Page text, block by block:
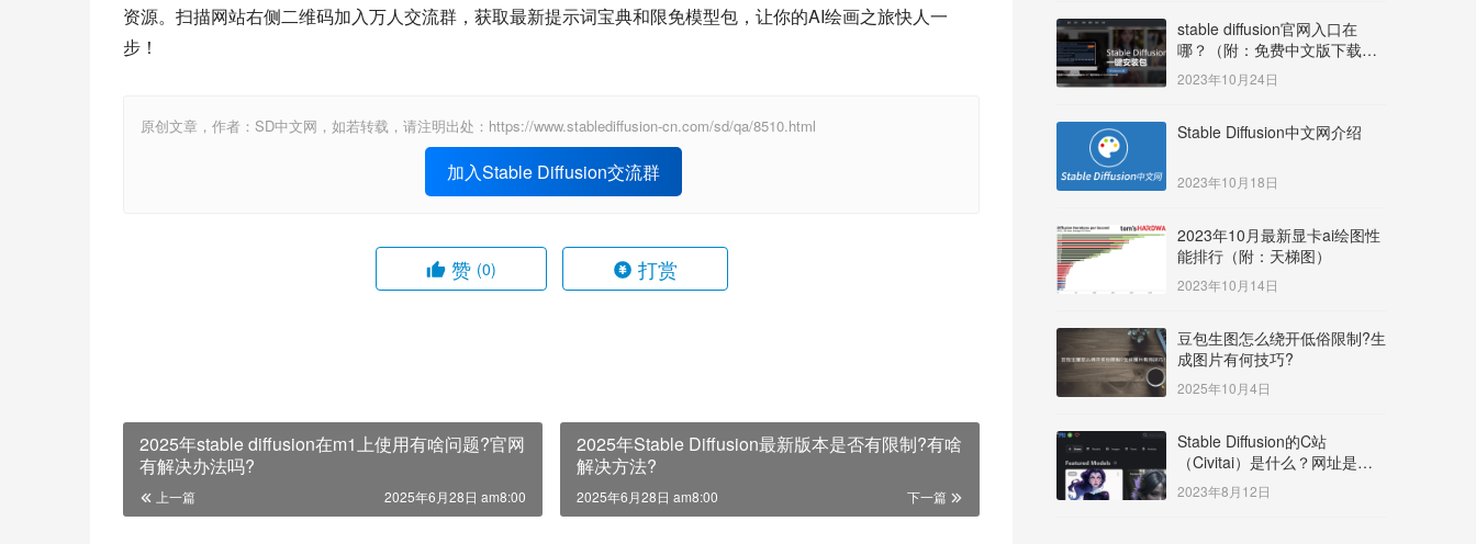
资源。扫描网站右侧二维码加入万人交流群，获取最新提示词宝典和限免模型包，让你的AI绘画之旅快人一
步！
原创文章，作者：SD中文网，如若转载，请注明出处：https://www.stablediffusion-cn.com/sd/qa/8510.html
加入Stable Diffusion交流群
赞 (0) 打赏
2025年stable diffusion在m1上使用有啥问题?官网
有解决办法吗?
上一篇 2025年6月28日 am8:00
2025年Stable Diffusion最新版本是否有限制?有啥
解决方法?
下一篇
2025年6月28日 am8:00
stable diffusion官网入口在
哪？（附：免费中文版下载安
装教程）
2023年10月24日
Stable Diffusion中文网介绍
2023年10月18日
2023年10月最新显卡ai绘图性
能排行（附：天梯图）
2023年10月14日
豆包生图怎么绕开低俗限制?生
成图片有何技巧?
2025年10月4日
Stable Diffusion的C站
（Civitai）是什么？网址是多
少？
2023年8月12日